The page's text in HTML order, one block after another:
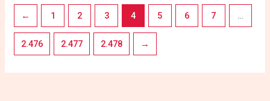
← 1 2 3 4 5 6 7 …
2.476 2.477 2.478 →